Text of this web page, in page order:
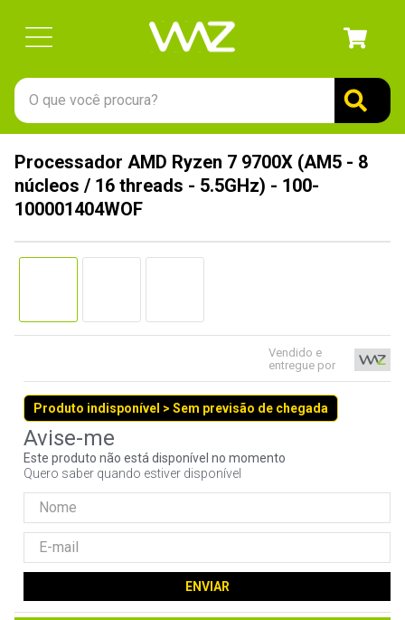
O que você procura?
Processador AMD Ryzen 7 9700X (AM5 - 8
núcleos / 16 threads - 5.5GHz) - 100-
100001404WOF
Vendido e
entregue por
Produto indisponível > Sem previsão de chegada
Este produto não está disponível no momento
Quero saber quando estiver disponível
ENVIAR
1º
gabinete
8º
fractal
9º
controle
10º hd